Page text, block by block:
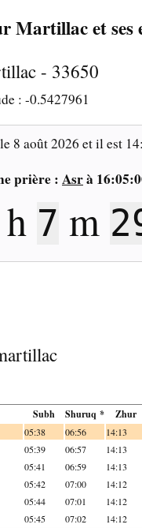
Martillac et ses
- 33650
: -0.5427961
8 août 2026 et il est
prière : Asrà
h 7 m
Subh Shuruq * Zhur
05:38 06:56 14:13
05:39 06:57 14:13
05:41 06:59 14:13
05:42 07:00 14:12
05:44 07:01 14:12
05:45 07:02 14:12